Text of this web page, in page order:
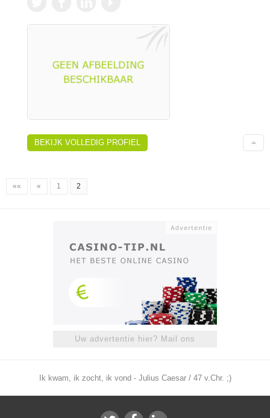
BEKIJK VOLLEDIG PROFIEL
«« « 1 2
Uw advertentie hier? Mail ons
Ik kwam, ik zocht, ik vond - Julius Caesar / 47 v.Chr. ;)